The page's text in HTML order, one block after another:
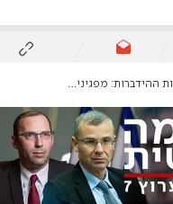
מול ביתו של יריב לוין במודיעין